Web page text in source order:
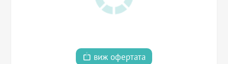
виж офертата